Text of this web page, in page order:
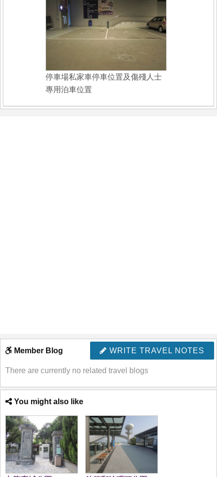
停車場私家車停車位置及傷殘人士
專用泊車位置
WRITE TRAVEL NOTES
Member Blog
There are currently no related travel blogs
You might also like